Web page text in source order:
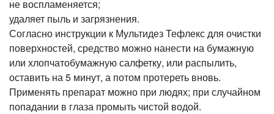
не воспламеняется;
удаляет пыль и загрязнения.
Согласно инструкции к Мультидез Тефлекс для очистки
поверхностей, средство можно нанести на бумажную
или хлопчатобумажную салфетку, или распылить,
оставить на 5 минут, а потом протереть вновь.
Применять препарат можно при людях; при случайном
попадании в глаза промыть чистой водой.